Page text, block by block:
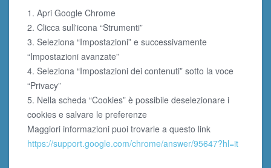
1. Apri Google Chrome
2. Clicca sull'icona “Strumenti”
3. Seleziona “Impostazioni” e successivamente
“Impostazioni avanzate”
4. Seleziona “Impostazioni dei contenuti” sotto la voce
“Privacy”
5. Nella scheda “Cookies” è possibile deselezionare i
cookies e salvare le preferenze
Maggiori informazioni puoi trovarle a questo link
https://support.google.com/chrome/answer/95647?hl=it